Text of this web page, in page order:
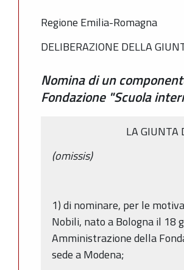
Regione Emilia-Romagna
DELIBERAZIONE DELLA
Nomina di un
Fondazione "Scuola
LA GIUNTA
(omissis)
1) di nominare, per le
Nobili, nato a Bologna il 18
Amministrazione della
sede a Modena;